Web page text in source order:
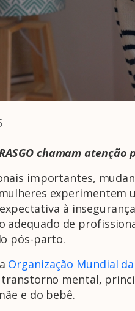
chamam
importantes,
à
adequado de
pós-parto.
Organização Mundial da
mental,
e do bebê.